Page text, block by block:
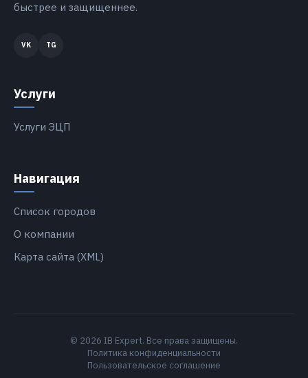
быстрее и защищеннее.
Услуги
Услуги ЭЦП
Навигация
Список городов
О компании
Карта сайта (XML)
© 2026 IB Expert. Все права защищены.
Политика конфиденциальности
Пользовательское соглашение